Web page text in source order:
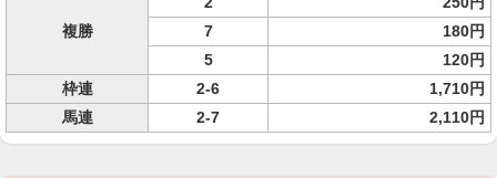
複勝
7
180円
5
120円
枠連
2-6
1,710円
馬連
2-7 2,110円